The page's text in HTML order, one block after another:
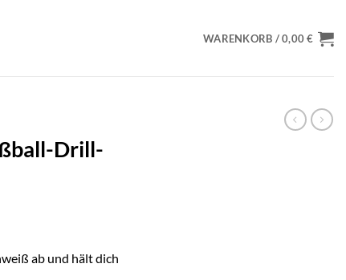
WARENKORB /0,00€
Drill-
ab und hält dich